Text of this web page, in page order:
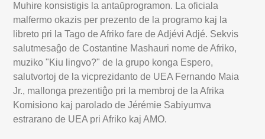
Muhire konsistigis la antaŭprogramon. La oficiala
malfermo okazis per prezento de la programo kaj la
libreto pri la Tago de Afriko fare de Adjévi Adjé. Sekvis
salutmesaĝo de Costantine Mashauri nome de Afriko,
muziko "Kiu lingvo?" de la grupo konga Espero,
salutvortoj de la vicprezidanto de UEA Fernando Maia
Jr., mallonga prezentiĝo pri la membroj de la Afrika
Komisiono kaj parolado de Jérémie Sabiyumva
estrarano de UEA pri Afriko kaj AMO.